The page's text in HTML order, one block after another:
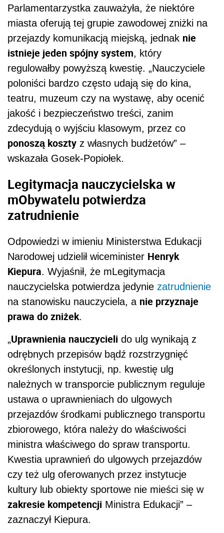
Parlamentarzystka zauważyła, że niektóre
miasta oferują tej grupie zawodowej zniżki na
przejazdy komunikacją miejską, jednak nie
istnieje jeden spójny system, który
regulowałby powyższą kwestię. „Nauczyciele
poloniści bardzo często udają się do kina,
teatru, muzeum czy na wystawę, aby ocenić
jakość i bezpieczeństwo treści, zanim
zdecydują o wyjściu klasowym, przez co
ponoszą koszty z własnych budżetów” –
wskazała Gosek-Popiołek.
Legitymacja nauczycielska w
mObywatelu potwierdza
zatrudnienie
Odpowiedzi w imieniu Ministerstwa Edukacji
Narodowej udzielił wiceminister Henryk
Kiepura. Wyjaśnił, że mLegitymacja
nauczycielska potwierdza jedynie zatrudnienie
na stanowisku nauczyciela, a nie przyznaje
prawa do zniżek.
„Uprawnienia nauczycieli do ulg wynikają z
odrębnych przepisów bądź rozstrzygnięć
określonych instytucji, np. kwestię ulg
należnych w transporcie publicznym reguluje
ustawa o uprawnieniach do ulgowych
przejazdów środkami publicznego transportu
zbiorowego, która należy do właściwości
ministra właściwego do spraw transportu.
Kwestia uprawnień do ulgowych przejazdów
czy też ulg oferowanych przez instytucje
kultury lub obiekty sportowe nie mieści się w
zakresie kompetencji Ministra Edukacji” –
zaznaczył Kiepura.